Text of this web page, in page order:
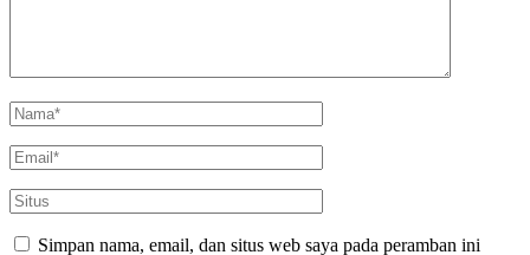
Simpan nama, email, dan situs web saya pada peramban ini